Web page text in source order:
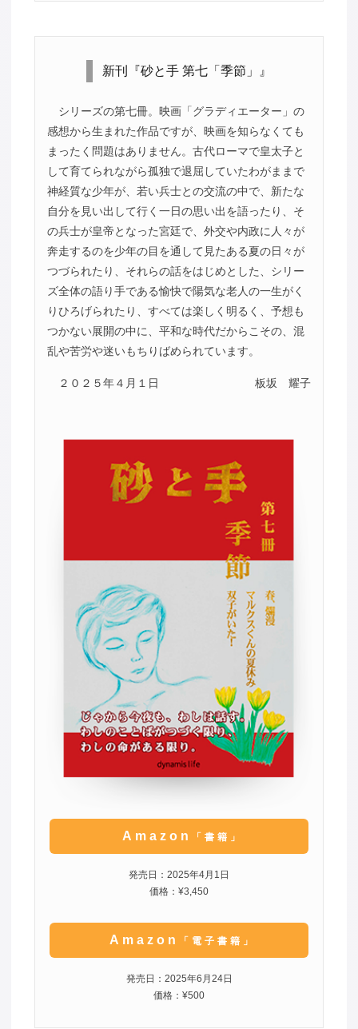
新刊『砂と手 第七「季節」』
シリーズの第七冊。映画「グラディエーター」の
感想から生まれた作品ですが、映画を知らなくても
まったく問題はありません。古代ローマで皇太子と
して育てられながら孤独で退屈していたわがままで
神経質な少年が、若い兵士との交流の中で、新たな
自分を見い出して行く一日の思い出を語ったり、そ
の兵士が皇帝となった宮廷で、外交や内政に人々が
奔走するのを少年の目を通して見たある夏の日々が
つづられたり、それらの話をはじめとした、シリー
ズ全体の語り手である愉快で陽気な老人の一生がく
りひろげられたり、すべては楽しく明るく、予想も
つかない展開の中に、平和な時代だからこその、混
乱や苦労や迷いもちりばめられています。
２０２５年４月１日 板坂 耀子
Amazon 「書籍」
発売日：2025年4月1日
価格：¥3,450
Amazon 「電子書籍」
発売日：2025年6月24日
価格：¥500